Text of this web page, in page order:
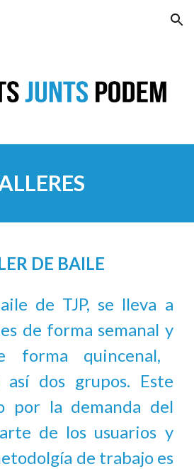
Skip to navigation
DE BAILE
de TJP, se lleva a
de forma semanal y
forma quincenal,
así dos grupos. Este
por la demanda del
de los usuarios y
de trabajo es